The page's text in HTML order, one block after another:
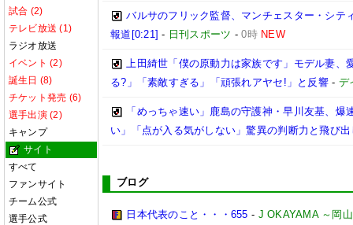
試合 (2)
テレビ放送 (1)
ラジオ放送
イベント (2)
誕生日 (8)
チケット発売 (6)
選手出演 (2)
キャンプ
サイト
すべて
ファンサイト
チーム公式
選手公式
バルサのフリック監督、マンチェスター・シテ
報道[0:21] - 日刊スポーツ -0時 NEW
上田綺世「僕の原動力は家族です」モデル妻
る?」「素敵すぎる」「頑張れアヤセ!」と反響- デ
「めっちゃ速い」鹿島の守護神・早川友基、
い」「点が入る気がしない」驚異の判断力と飛び
ブログ
日本代表のこと・・・655 - J OKAYAMA ～岡